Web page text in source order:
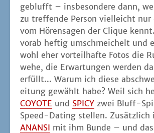
geblufft – ins­be­son­de­re dann,
zu tref­fen­de Per­son viel­leicht nur
vom Hören­sa­gen der Cli­que
vor­ab hef­tig umschmei­chelt und
wohl eher vor­teil­haf­te Fotos die
wehe, die Erwar­tun­gen wer­den
erfüllt... War­um ich die­se
ei­tung gewählt habe? Weil sich
COYOTE und SPICY zwei Bluff-
Speed-Dating stel­len. Zusätz­lich
ANANSI mit ihm Bun­de – und